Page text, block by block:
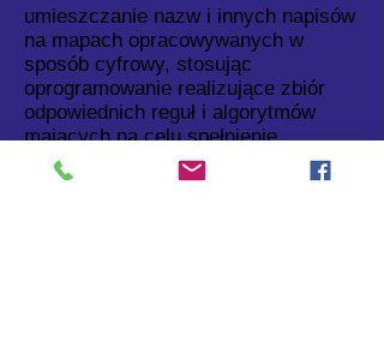
umieszczanie nazw i innych napisów
na mapach opracowywanych w
sposób cyfrowy, stosując
oprogramowanie realizujące zbiór
odpowiednich reguł i algorytmów
mających na celu spełnienie
wymagań dotyczących czytelności
mapy.